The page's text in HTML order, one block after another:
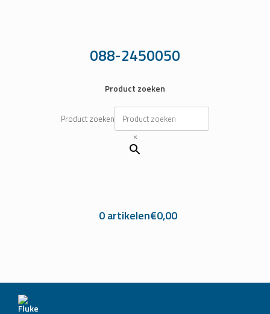
088-2450050
Product zoeken
Product zoeken
×
0 artikelen€0,00